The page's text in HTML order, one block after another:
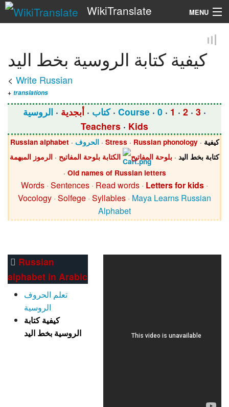
WikiTranslate MENU
كيفية كتابة الروسية بخط اليد
< Write Russian
+ translations
كتاب · أبجدية · الروسية · Course · 0 · 1 · 2 · 3 ·
Teachers · Kids
Russian alphabet· الحروف· Stress · Russian phonology· كيفية
كتابة بخط اليد · بلوحة المفاتيح الكتابة بلوحة المفاتيح · الرموز المبهمة
· Old names of Russian letters
Words · Sentences · Read words · Letters for kids ·
Vocology · Solfege · Syllables · Maya Learns Russian
Alphabet
Russian
alphabet in Arabic
تعلم الحروف
الروسية
كيفية كتابة
الروسية بخط اليد